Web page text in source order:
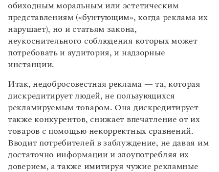
обиходным моральным или эстетическим
представлениям («бунтующим», когда реклама их
нарушает), но и статьям закона,
неукоснительного соблюдения которых может
потребовать и аудитория, и надзорные
инстанции.
Итак, недобросовестная реклама — та, которая
дискредитирует людей, не пользующихся
рекламируемым товаром. Она дискредитирует
также конкурентов, снижает впечатление от их
товаров с помощью некорректных сравнений.
Вводит потребителей в заблуждение, не давая им
достаточно информации и злоупотребляя их
доверием, а также имитируя чужие рекламные